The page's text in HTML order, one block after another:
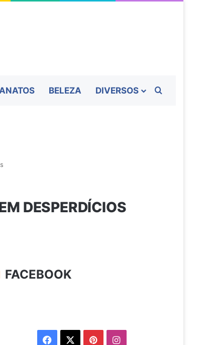
BELEZA DIVERSOS
DESPERDÍCIOS
FACEBOOK
Facebook PinterestInstagram